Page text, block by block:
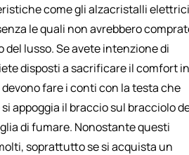
come gli alzacristalli
le quali non avrebbero
lusso. Se avete intenzione di
disposti a sacrificare il comfort in
fare i conti con la testa che
appoggia il braccio sul bracciolo
di fumare. Nonostante questi
soprattutto se si acquista un